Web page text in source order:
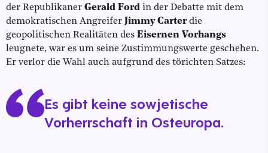
der Republikaner Gerald Ford in der Debatte mit dem
demokratischen Angreifer Jimmy Carterdie
geopolitischen Realitäten des Eisernen Vorhangs
leugnete, war es um seine Zustimmungswerte geschehen.
Er verlor die Wahl auch aufgrund des törichten Satzes:
Es gibt keine sowjetische
Vorherrschaft in Osteuropa.